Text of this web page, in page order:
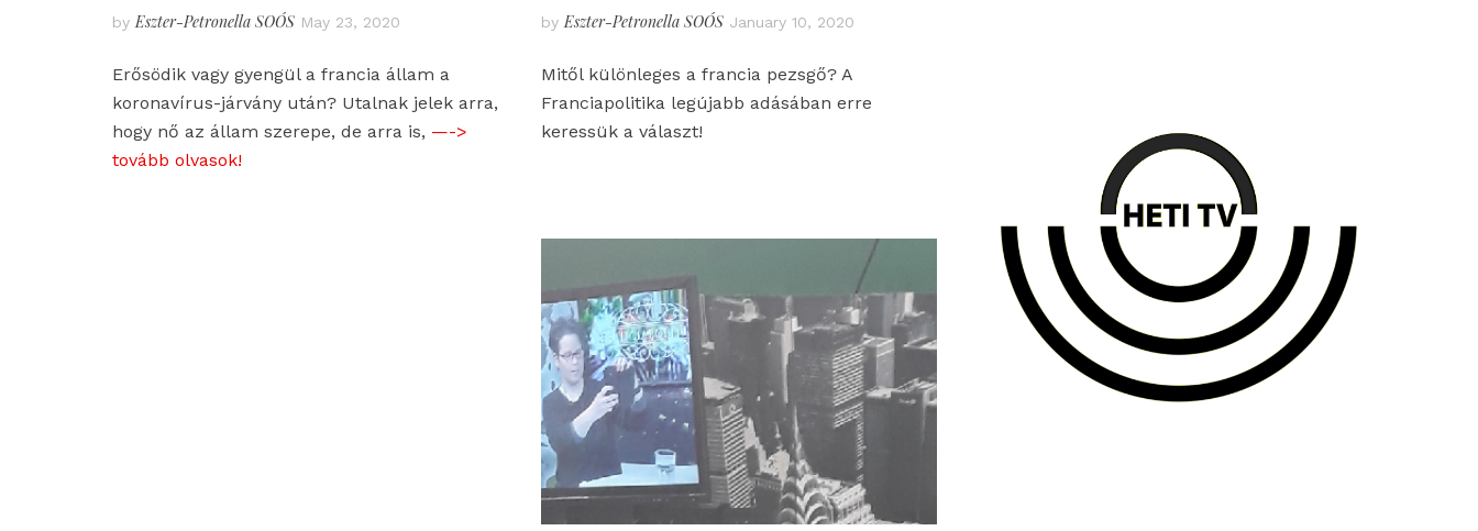
by Eszter-Petronella SOÓS May 23, 2020
Erősödik vagy gyengül a francia állam a
koronavírus-járvány után? Utalnak jelek arra,
hogy nő az állam szerepe, de arra is, —->
tovább olvasok!
by Eszter-Petronella SOÓS January 10, 2020
Mitől különleges a francia pezsgő? A
Franciapolitika legújabb adásában erre
keressük a választ!